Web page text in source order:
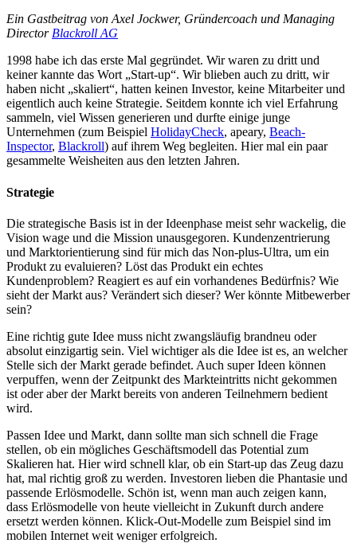
Ein Gastbeitrag von Axel Jockwer, Gründercoach und Managing
DirectorBlackroll AG
1998 habe ich das erste Mal gegründet. Wir waren zu dritt und
keiner kannte das Wort „Start-up“. Wir blieben auch zu dritt, wir
haben nicht „skaliert“, hatten keinen Investor, keine Mitarbeiter und
eigentlich auch keine Strategie. Seitdem konnte ich viel Erfahrung
sammeln, viel Wissen generieren und durfte einige junge
Unternehmen (zum Beispiel HolidayCheck, apeary, Beach-
Inspector, Blackroll) auf ihrem Weg begleiten. Hier mal ein paar
gesammelte Weisheiten aus den letzten Jahren.
Strategie
Die strategische Basis ist in der Ideenphase meist sehr wackelig, die
Vision wage und die Mission unausgegoren. Kundenzentrierung
und Marktorientierung sind für mich das Non-plus-Ultra, um ein
Produkt zu evaluieren? Löst das Produkt ein echtes
Kundenproblem? Reagiert es auf ein vorhandenes Bedürfnis? Wie
sieht der Markt aus? Verändert sich dieser? Wer könnte Mitbewerber
sein?
Eine richtig gute Idee muss nicht zwangsläufig brandneu oder
absolut einzigartig sein. Viel wichtiger als die Idee ist es, an welcher
Stelle sich der Markt gerade befindet. Auch super Ideen können
verpuffen, wenn der Zeitpunkt des Markteintritts nicht gekommen
ist oder aber der Markt bereits von anderen Teilnehmern bedient
wird.
Passen Idee und Markt, dann sollte man sich schnell die Frage
stellen, ob ein mögliches Geschäftsmodell das Potential zum
Skalieren hat. Hier wird schnell klar, ob ein Start-up das Zeug dazu
hat, mal richtig groß zu werden. Investoren lieben die Phantasie und
passende Erlösmodelle. Schön ist, wenn man auch zeigen kann,
dass Erlösmodelle von heute vielleicht in Zukunft durch andere
ersetzt werden können. Klick-Out-Modelle zum Beispiel sind im
mobilen Internet weit weniger erfolgreich.